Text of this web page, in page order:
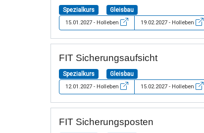
Spezialkurs Gleisbau
15.01.2027 - Holleben 19.02.2027 - Holleben
FIT Sicherungsaufsicht
Spezialkurs Gleisbau
12.01.2027 - Holleben 15.02.2027 - Holleben
FIT Sicherungsposten